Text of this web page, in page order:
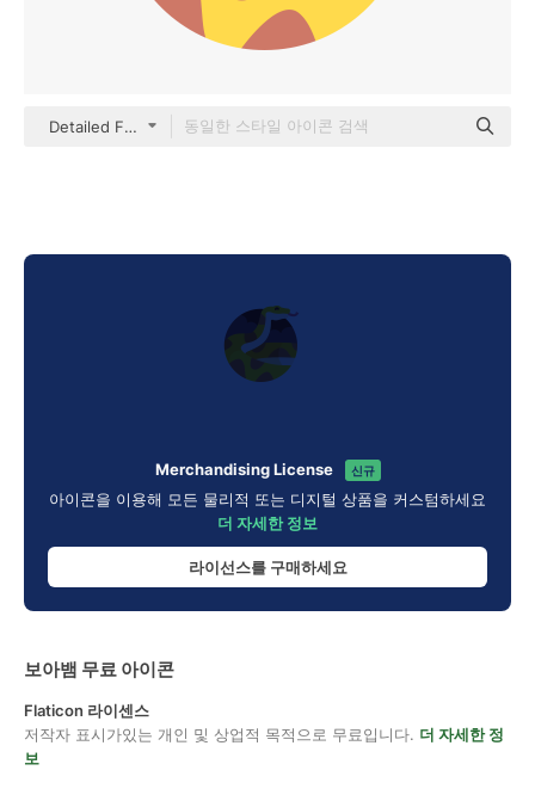
Detailed Flat Circular Flat
Merchandising License 신규
아이콘을 이용해 모든 물리적 또는 디지털 상품을 커스텀하세요
더 자세한 정보
라이선스를 구매하세요
보아뱀 무료 아이콘
Flaticon 라이센스
저작자 표시가있는 개인 및 상업적 목적으로 무료입니다. 더 자세한 정
보